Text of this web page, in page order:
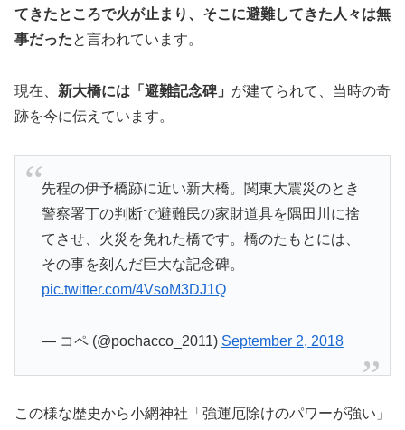
てきたところで火が止まり、そこに避難してきた人々は無
事だったと言われています。
現在、 新大橋には「避難記念碑」 が建てられて、当時の奇
跡を今に伝えています。
先程の伊予橋跡に近い新大橋。関東大震災のとき
警察署丁の判断で避難民の家財道具を隅田川に捨
てさせ、火災を免れた橋です。橋のたもとには、
その事を刻んだ巨大な記念碑。
pic.twitter.com/4VsoM3DJ1Q
— コペ (@pochacco_2011) September 2, 2018
この様な歴史から小網神社「強運厄除けのパワーが強い」